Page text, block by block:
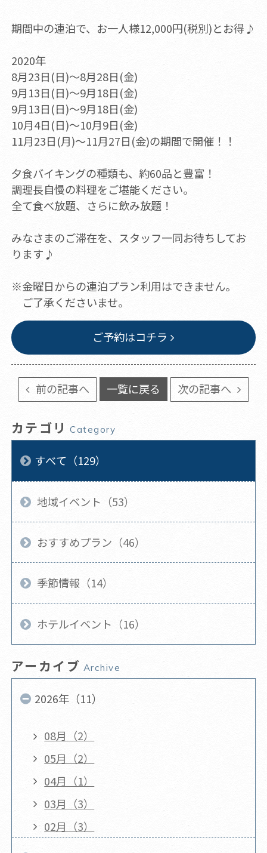
期間中の連泊で、お一人様12,000円(税別)とお得♪
2020年
8月23日(日)～8月28日(金)
9月13日(日)～9月18日(金)
9月13日(日)～9月18日(金)
10月4日(日)～10月9日(金)
11月23日(月)～11月27日(金)の期間で開催！！
夕食バイキングの種類も、約60品と豊富！
調理長自慢の料理をご堪能ください。
全て食べ放題、さらに飲み放題！
みなさまのご滞在を、スタッフ一同お待ちしてお
ります♪
※金曜日からの連泊プラン利用はできません。
ご了承くださいませ。
ご予約はコチラ
前の記事へ 一覧に戻る 次の記事へ
カテゴリ Category
すべて（129）
地域イベント（53）
おすすめプラン（46）
季節情報（14）
ホテルイベント（16）
アーカイブ Archive
2026年（11）
08月（2）
05月（2）
04月（1）
03月（3）
02月（3）